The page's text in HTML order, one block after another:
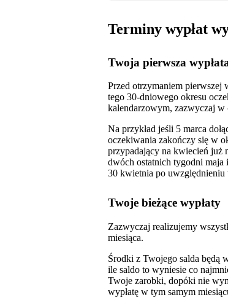
Terminy wypłat
Twoja pierwsza
Przed otrzymaniem pierwszej
tego 30‑dniowego okresu
kalendarzowym, zazwyczaj w
Na przykład jeśli 5 marca
oczekiwania zakończy się w
przypadający na kwiecień już
dwóch ostatnich tygodni maja
30 kwietnia po uwzględnieniu
Twoje bieżące wypłaty
Zazwyczaj realizujemy
miesiąca.
Środki z Twojego salda będą
ile saldo to wyniesie co
Twoje zarobki, dopóki nie
wypłatę w tym samym